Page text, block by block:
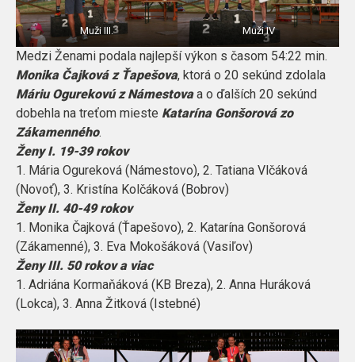
Muži III. Muži IV
Medzi Ženami podala najlepší výkon s časom 54:22 min.
Monika Čajková z Ťapešova, ktorá o 20 sekúnd zdolala
Máriu Ogurekovú z Námestovaa o ďalších 20 sekúnd
dobehla na treťom mieste Katarína Gonšorová zo
Zákamenného.
Ženy I. 19-39 rokov
1. Mária Ogureková (Námestovo), 2. Tatiana Vlčáková
(Novoť), 3. Kristína Kolčáková (Bobrov)
Ženy II. 40-49 rokov
1. Monika Čajková (Ťapešovo), 2. Katarína Gonšorová
(Zákamenné), 3. Eva Mokošáková (Vasiľov)
Ženy III. 50 rokov a viac
1. Adriána Kormaňáková (KB Breza), 2. Anna Huráková
(Lokca), 3. Anna Žitková (Istebné)